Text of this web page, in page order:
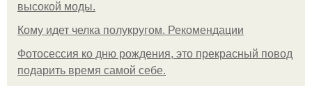
высокой моды.
Кому идет челка полукругом. Рекомендации
Фотосессия ко дню рождения, это прекрасный повод
подарить время самой себе.